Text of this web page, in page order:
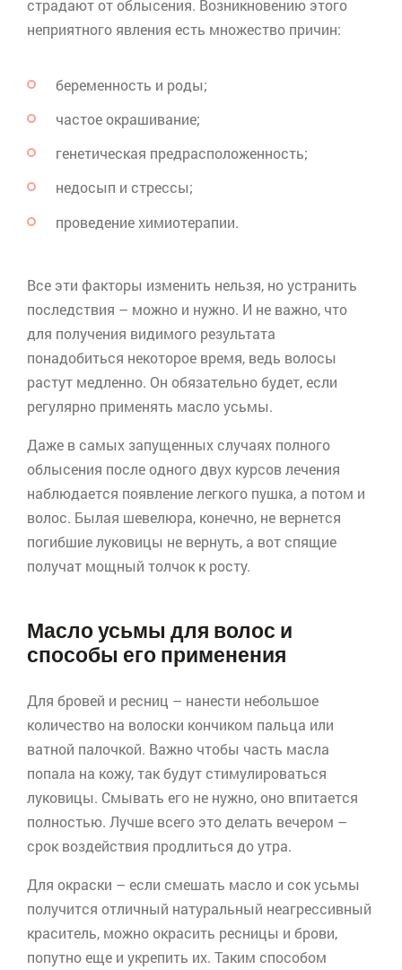
страдают от облысения. Возникновению этого
неприятного явления есть множество причин:
беременность и роды;
частое окрашивание;
генетическая предрасположенность;
недосып и стрессы;
проведение химиотерапии.
Все эти факторы изменить нельзя, но устранить
последствия – можно и нужно. И не важно, что
для получения видимого результата
понадобиться некоторое время, ведь волосы
растут медленно. Он обязательно будет, если
регулярно применять маслоусьмы.
Даже в самых запущенных случаях полного
облысения после одного двух курсов лечения
наблюдается появление легкого пушка, а потом и
волос. Былая шевелюра, конечно, не вернется
погибшие луковицы не вернуть, а вот спящие
получат мощный толчок к росту.
Масло усьмы для волос и
способы его применения
Для бровей и ресниц – нанести небольшое
количество на волоски кончиком пальца или
ватной палочкой. Важно чтобы часть масла
попала на кожу, так будут стимулироваться
луковицы. Смывать его не нужно, оно впитается
полностью. Лучше всего это делать вечером –
срок воздействия продлиться до утра.
Для окраски – если смешать масло и сокусьмы
получится отличный натуральный неагрессивный
краситель, можно окрасить ресницы и брови,
попутно еще и укрепить их. Таким способом